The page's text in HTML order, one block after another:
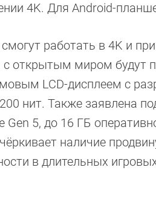
4K. Для Android-
работать в 4K и
открытым миром будут
LCD-дисплеем с
нит. Также заявлена
Gen 5, до 16 ГБ
наличие
в длительных